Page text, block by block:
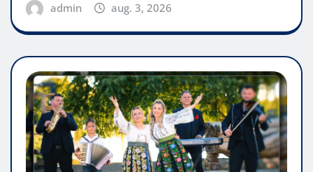
admin aug. 3, 2026